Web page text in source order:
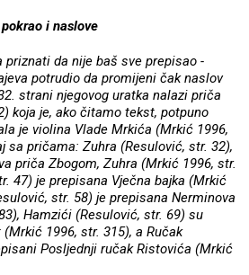
pokrao i naslove
priznati da nije baš sve prepisao -
potrudio da promijeni čak naslov
strani njegovog uratka nalazi priča
koja je, ako čitamo tekst, potpuno
je violina Vlade Mrkića (Mrkić 1996,
sa pričama: Zuhra (Resulović, str. 32),
priča Zbogom, Zuhra (Mrkić 1996, str.
47) je prepisana Vječna bajka (Mrkić
str. 58) je prepisana Nerminova
Hamzići (Resulović, str. 69) su
1996, str. 315), a Ručak
Posljednji ručak Ristovića (Mrkić